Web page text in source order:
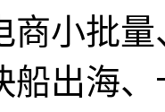
小批量
船出海